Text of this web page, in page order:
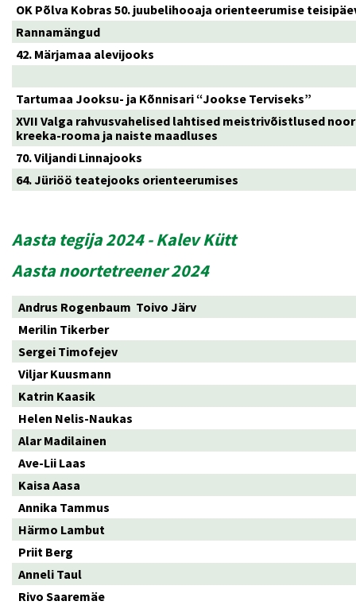
OK Põlva Kobras 50. juubelihooaja orienteerumise
Rannamängud
42. Märjamaa alevijooks
Tartumaa Jooksu- ja Kõnnisari “Jookse Terviseks”
XVII Valga rahvusvahelised lahtised meistrivõistlused
kreeka-rooma ja naiste maadluses
70. Viljandi Linnajooks
64. Jüriöö teatejooks orienteerumises
Aasta tegija 2024 - Kalev Kütt
Aasta noortetreener 2024
Andrus Rogenbaum Toivo Järv
Merilin Tikerber
Sergei Timofejev
Viljar Kuusmann
Katrin Kaasik
Helen Nelis-Naukas
Alar Madilainen
Ave-Lii Laas
Kaisa Aasa
Annika Tammus
Härmo Lambut
Priit Berg
Anneli Taul
Rivo Saaremäe